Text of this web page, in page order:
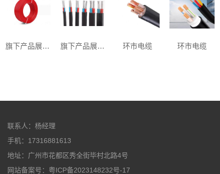
旗下产品展示二 旗下产品展示一 环市电缆 环市电缆
联系人：杨经理
手机：17316881613
地址：广州市花都区秀全街毕村北路4号
网站备案号：粤ICP备2023148232号-17